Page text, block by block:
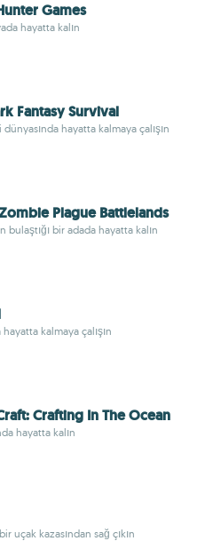
Games
hayatta kalın
Fantasy Survival
hayatta kalmaya çalışın
Plague Battlelands
bir adada hayatta kalın
kalmaya çalışın
Crafting In The Ocean
hayatta kalın
uçak kazasından sağ çıkın